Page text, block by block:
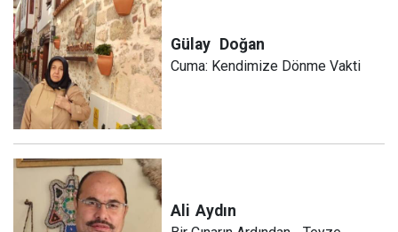
Gülay Doğan
Cuma: Kendimize Dönme Vakti
Ali Aydın